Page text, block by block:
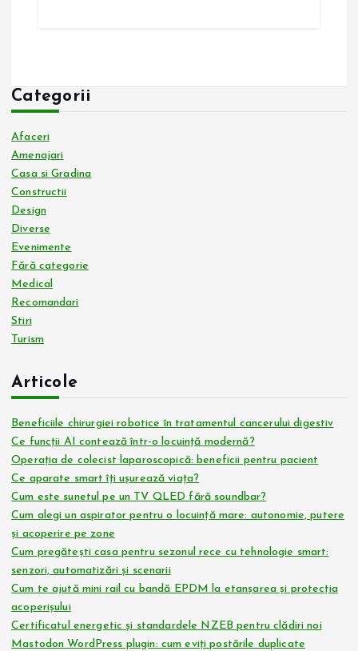
Categorii
Afaceri
Amenajari
Casa si Gradina
Constructii
Design
Diverse
Evenimente
Fără categorie
Medical
Recomandari
Stiri
Turism
Articole
Beneficiile chirurgiei robotice în tratamentul cancerului digestiv
Ce funcții AI contează într-o locuință modernă?
Operația de colecist laparoscopică: beneficii pentru pacient
Ce aparate smart îți ușurează viața?
Cum este sunetul pe un TV QLED fără soundbar?
Cum alegi un aspirator pentru o locuință mare: autonomie, putere
și acoperire pe zone
Cum pregătești casa pentru sezonul rece cu tehnologie smart:
senzori, automatizări și scenarii
Cum te ajută mini rail cu bandă EPDM la etanșarea și protecția
acoperișului
Certificatul energetic și standardele NZEB pentru clădiri noi
Mastodon WordPress plugin: cum eviți postările duplicate